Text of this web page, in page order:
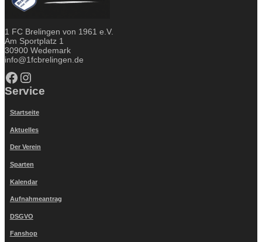
1 FC Brelingen von 1961 e.V.
Am Sportplatz 1
30900 Wedemark
info@1fcbrelingen.de
Facebook Instagram
Service
Startseite
Aktuelles
Der Verein
Sparten
Kalendar
Aufnahmeantrag
DSGVO
Fanshop